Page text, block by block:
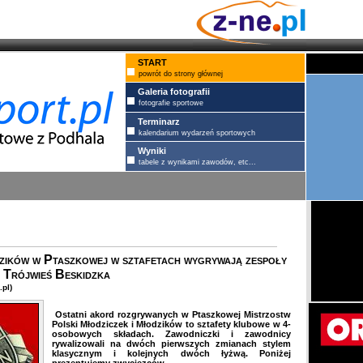
START
powrót do strony głównej
Galeria fotografii
fotografie sportowe
Terminarz
kalendarium wydarzeń sportowych
Wyniki
tabele z wynikami zawodów, etc...
w Ptaszkowej w sztafetach wygrywają zespoły
Beskidzka
Ostatni akord rozgrywanych w Ptaszkowej Mistrzostw
Polski Młodziczek i Młodzików to sztafety klubowe w 4-
osobowych składach. Zawodniczki i zawodnicy
rywalizowali na dwóch pierwszych zmianach stylem
klasycznym i kolejnych dwóch łyżwą. Poniżej